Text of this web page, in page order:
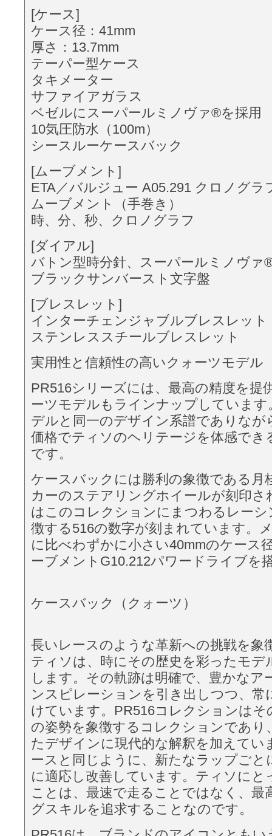
[ケース]
ケース径：41mm
厚さ：13.7mm
テーパー型ケース
タキメーター
サファイアガラス
ベゼルにスーパールミノヴァ®を採用
10気圧防水（100m）
シースルーケースバック
[ムーブメント]
ETA／バルジュー A05.291 クロノグ
ムーブメント（手巻き）
時、分、秒、クロノグラフ
[ダイアル]
バトン型時分針、スーパールミノヴァ
ブラックサンバースト文字盤
[ブレスレット]
インターチェンジャブルブレスレット
ステンレススチールブレスレット
実用性と信頼性の高いクォーツモデル
PR516シリーズには、最高の精度を提
ーツモデルもラインナップしていま
デルと同一のデザイン系譜でありなが
価格でティソのヘリテージを体感でき
です。
ケースバックには勝利の象徴である月
カーのステアリングホイールが刻印さ
はこのコレクションにまつわるレーシ
徴する516の数字が刻まれています。
に比べわずかに小さい40mmのケース
ーブメントG10.212パワードライブを
ケースバック（クォーツ）
長いレースのような革新への挑戦を象
ティソは、時にその歴史を彩ったモデ
します。その軌跡は明確で、豊かなア
ンスピレーションを引き出しつつ、常
けています。PR516コレクションは
の姿勢を象徴するコレクションであり
たデザインに現代的な解釈を加えてい
ースと同じように、新たなラップごと
に適応し改善しています。ティソにと
ことは、最速で走ることではなく、最
グスキルを追求することなのです。